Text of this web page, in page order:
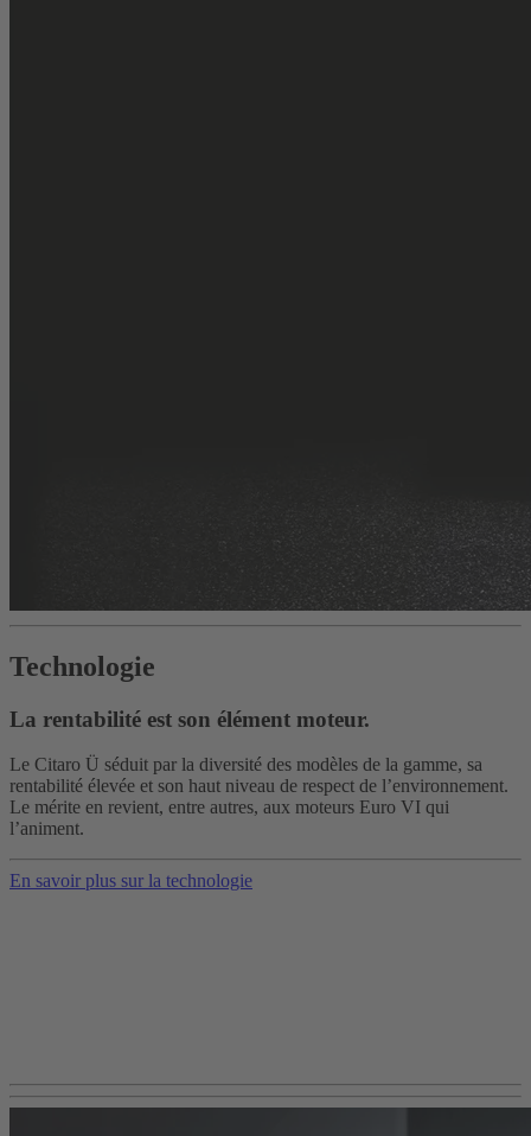
Technologie
La rentabilité est son élément moteur.
Le Citaro Ü séduit par la diversité des modèles de la gamme, sa
rentabilité élevée et son haut niveau de respect de l’environnement.
Le mérite en revient, entre autres, aux moteurs Euro VI qui
l’animent.
En savoir plus sur la technologie